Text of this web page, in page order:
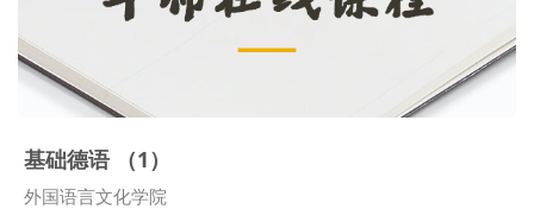
基础德语 （1）
课程类别
外国语言文化学院